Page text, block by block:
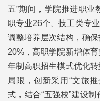
五”期间，学院推进职业
职专业26个、技工类专
调整培养层次结构，确
20%，高职学院新增体
年制高职招生模式优化
局限，创新采用“文旅
式，结合“五强校”建设